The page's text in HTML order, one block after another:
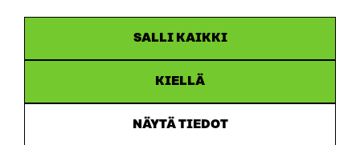
SALLI KAIKKI
KIELLÄ
NÄYTÄ TIEDOT
Saavutettavuusseloste